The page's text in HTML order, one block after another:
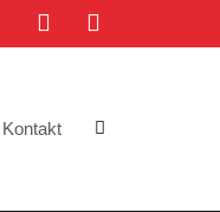
Kontakt